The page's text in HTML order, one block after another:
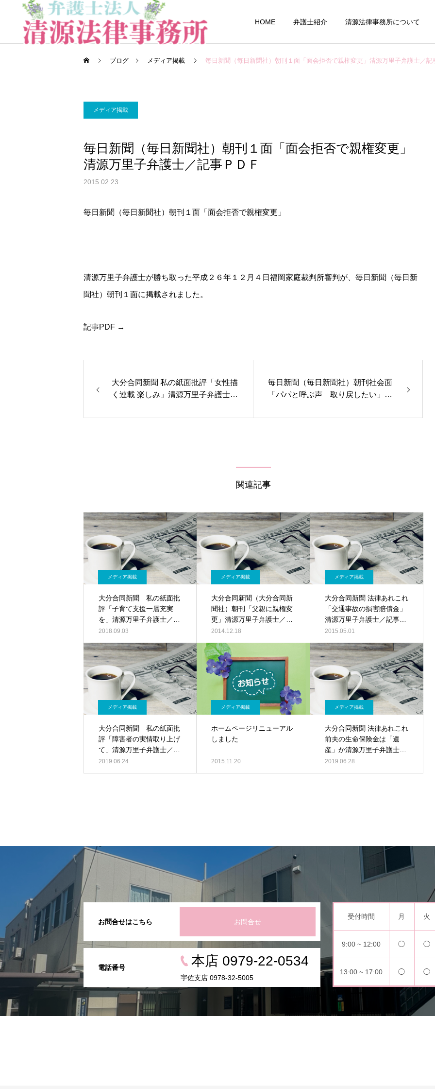
HOME 弁護士紹介 清源法律事務所について
労働問題
ブログ メディア掲載 毎日新聞（毎日新聞社）朝刊１面「面会拒否で親権変更」清源万里子弁護士／記
メディア掲載
毎日新聞（毎日新聞社）朝刊１面「面会拒否で親権変更」
清源万里子弁護士／記事ＰＤＦ
2015.02.23
毎日新聞（毎日新聞社）朝刊１面「面会拒否で親権変更」
清源万里子弁護士が勝ち取った平成２６年１２月４日福岡家庭裁判所審判が、毎日新聞（毎日新
聞社）朝刊１面に掲載されました。
記事PDF →
大分合同新聞 私の紙面批評「女性描
く連載 楽しみ」清源万里子弁護士／
毎日新聞（毎日新聞社）朝刊社会面
「パパと呼ぶ声 取り戻したい」清
関連記事
メディア掲載
大分合同新聞 私の紙面批
評「子育て支援一層充実
を」清源万里子弁護士／記
事PDF
2018.09.03
メディア掲載
大分合同新聞（大分合同新
聞社）朝刊「父親に親権変
更」清源万里子弁護士／記
事ＰＤＦ
2014.12.18
メディア掲載
大分合同新聞 法律あれこれ
「交通事故の損害賠償金」
清源万里子弁護士／記事
PDF
2015.05.01
メディア掲載
大分合同新聞 私の紙面批
評「障害者の実情取り上げ
て」清源万里子弁護士／記
事PDF
2019.06.24
メディア掲載
ホームページリニューアル
しました
2015.11.20
メディア掲載
大分合同新聞 法律あれこれ
前夫の生命保険金は「遺
産」か清源万里子弁護士／
記事PDF
2019.06.28
お問合せはこちら お問合せ
電話番号 本店 0979-22-0534
宇佐支店 0978-32-5005
受付時間 月 火
9:00 ~ 12:00 ◯ ◯
13:00 ~ 17:00 ◯ ◯